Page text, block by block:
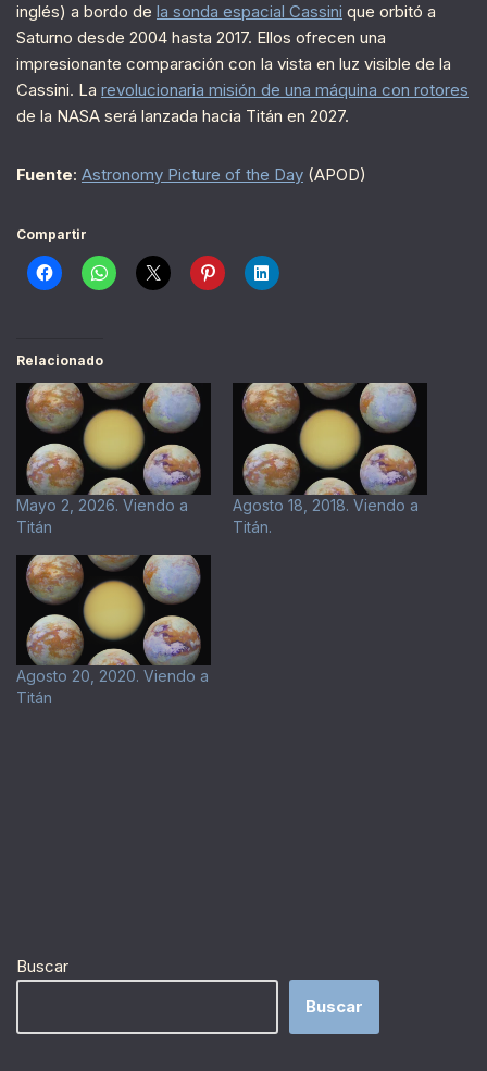
inglés) a bordo de la sonda espacial Cassini que orbitó a
Saturno desde 2004 hasta 2017. Ellos ofrecen una
impresionante comparación con la vista en luz visible de la
Cassini. La revolucionaria misión de una máquina con rotores
de la NASA será lanzada hacia Titán en 2027.
Fuente: Astronomy Picture of the Day (APOD)
Compartir
Relacionado
Mayo 2, 2026. Viendo a
Titán
Agosto 18, 2018. Viendo a
Titán.
Agosto 20, 2020. Viendo a
Titán
Buscar
Buscar